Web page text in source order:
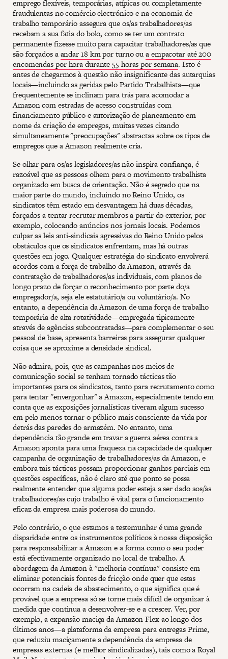
emprego flexíveis, temporárias, atípicas ou completamente
fraudulentas no comércio electrónico e na economia de
trabalho temporário assegura que os/as trabalhadores/as
recebam a sua fatia do bolo, como se ter um contrato
permanente fizesse muito para capacitar trabalhadores/as que
são forçados aandar 18 kmpor turno oua empacotar até 200
encomendas por hora durante 55 horas por semana. Isto é
antes de chegarmos à questão não insignificante das autarquias
locais—incluindo as geridas pelo Partido Trabalhista—que
frequentemente se inclinam para trás para acomodar a
Amazon com estradas de acesso construídas com
financiamento público e autorização de planeamento em
nome da criação de empregos, muitas vezes citando
simultaneamente "preocupações" abstractas sobre os tipos de
empregos que a Amazon realmente cria.
Se olhar para os/as legisladores/as não inspira confiança, é
razoável que as pessoas olhem para o movimento trabalhista
organizado em busca de orientação. Não é segredo que na
maior parte do mundo, incluindo no Reino Unido, os
sindicatos têm estado em desvantagem há duas décadas,
forçados a tentar recrutar membros a partir do exterior, por
exemplo, colocando anúncios nos jornais locais. Podemos
culpar as leis anti-sindicais agressivas do Reino Unido pelos
obstáculos que os sindicatos enfrentam, mas há outras
questões em jogo. Qualquer estratégia do sindicato envolverá
acordos com a força de trabalho da Amazon, através da
contratação de trabalhadores/as individuais, com planos de
longo prazo de forçar o reconhecimento por parte do/a
empregador/a, seja ele estatutário/a ou voluntário/a. No
entanto, a dependência da Amazon de uma força de trabalho
temporária de alta rotatividade—empregada tipicamente
através de agências subcontratadas—para complementar o seu
pessoal de base, apresenta barreiras para assegurar qualquer
coisa que se aproxime a densidade sindical.
Não admira, pois, que as campanhas nos meios de
comunicação social se tenham tornado tácticas tão
importantes para os sindicatos, tanto para recrutamento como
para tentar "envergonhar" a Amazon, especialmente tendo em
conta que as exposições jornalísticas tiveram algum sucesso
em pelo menos tornar o público mais consciente da vida por
detrás das paredes do armazém. No entanto, uma
dependência tão grande em travar a guerra aérea contra a
Amazon aponta para uma fraqueza na capacidade de qualquer
campanha de organização de trabalhadores/as da Amazon, e
embora tais tácticas possam proporcionar ganhos parciais em
questões específicas, não é claro até que ponto se possa
realmente entender que alguma poder esteja a ser dado aos/às
trabalhadores/as cujo trabalho é vital para o funcionamento
eficaz da empresa mais poderosa do mundo.
Pelo contrário, o que estamos a testemunhar é uma grande
disparidade entre os instrumentos políticos à nossa disposição
para responsabilizar a Amazon e a forma como o seu poder
está efectivamente organizado no local de trabalho. A
abordagem da Amazon à "melhoria contínua" consiste em
eliminar potenciais fontes de fricção onde quer que estas
ocorram na cadeia de abastecimento, o que significa que é
provável que a empresa só se torne mais difícil de organizar à
medida que continua a desenvolver-se e a crescer. Ver, por
exemplo, a expansão maciça da Amazon Flex ao longo dos
últimos anos—a plataforma da empresa para entregas Prime,
que reduziu maciçamente a dependência da empresa de
empresas externas (e melhor sindicalizadas), tais como a Royal